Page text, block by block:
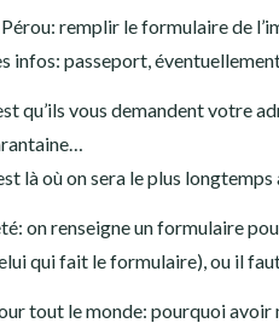
remplir le formulaire de
infos: passeport,
qu’ils vous demandent votre
là où on sera le plus
on renseigne un formulaire
qui fait le formulaire), ou il
tout le monde: pourquoi